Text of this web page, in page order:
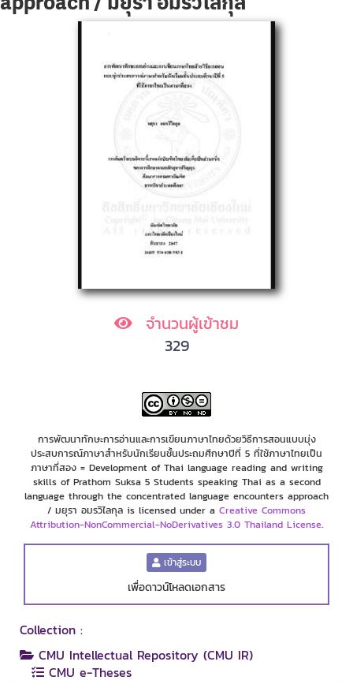
จำนวนผู้เข้าชม
329
การพัฒนาทักษะการอ่านและการเขียนภาษาไทยด้วยวิธีการสอนแบบมุ่ง
ประสบการณ์ภาษาสำหรับนักเรียนชั้นประถมศึกษาปีที่ 5 ที่ใช้ภาษาไทยเป็น
ภาษาที่สอง = Development of Thai language reading and writing
skills of Prathom Suksa 5 Students speaking Thai as a second
language through the concentrated language encounters approach
/ มยุรา อมรวิไลกุล is licensed under a Creative Commons
Attribution-NonCommercial-NoDerivatives 3.0 Thailand License.
เข้าสู่ระบบ
เพื่อดาวน์โหลดเอกสาร
Collection :
CMU Intellectual Repository (CMU IR)
CMU e-Theses